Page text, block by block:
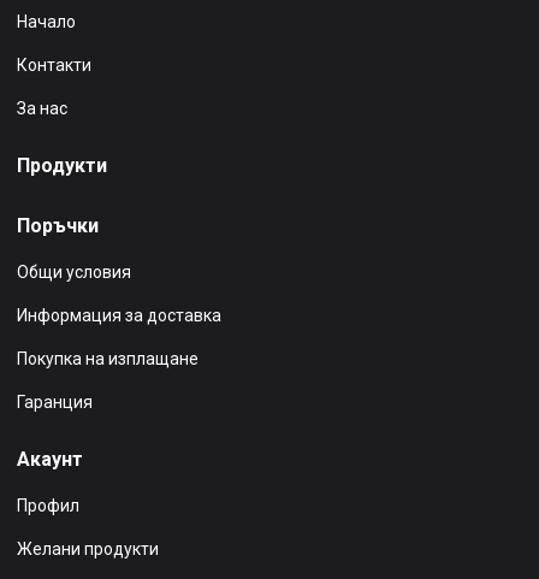
Начало
Контакти
За нас
Продукти
Поръчки
Общи условия
Информация за доставка
Покупка на изплащане
Гаранция
Акаунт
Профил
Желани продукти